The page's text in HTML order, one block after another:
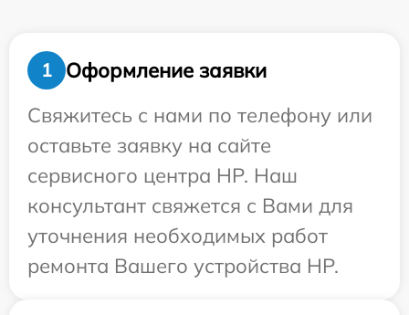
1
Оформление заявки
Свяжитесь с нами по телефону или
оставьте заявку на сайте
сервисного центра HP. Наш
консультант свяжется с Вами для
уточнения необходимых работ
ремонта Вашего устройства HP.